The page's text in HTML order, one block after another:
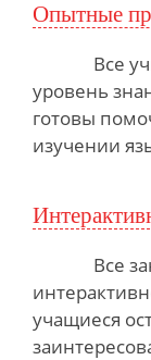
Опытные
Все
уровень
готовы
изучении
Все
учащиеся